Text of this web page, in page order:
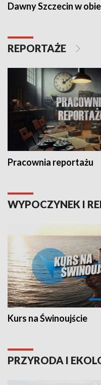
Dawny Szczecin w
REPORTAŻE
Pracownia reportażu
WYPOCZYNEK I
Kurs na Świnoujście
PRZYRODA I